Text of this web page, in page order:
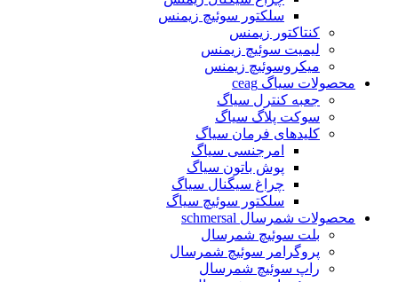
سلکتور سوئیچ زیمنس
کنتاکتور زیمنس
لیمیت سوئیچ زیمنس
میکروسوئیچ زیمنس
محصولات سیاگ ceag
جعبه کنترل سیاگ
سوکت پلاگ سیاگ
کلیدهای فرمان سیاگ
امرجنسی سیاگ
پوش باتون سیاگ
چراغ سیگنال سیاگ
سلکتور سوئیچ سیاگ
محصولات شمرسال schmersal
بلت سوئیچ شمرسال
پروگرامر سوئیچ شمرسال
راپ سوئیچ شمرسال